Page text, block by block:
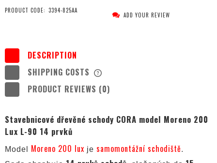
PRODUCT CODE: 3394-825AA
ADD YOUR REVIEW
DESCRIPTION
SHIPPING COSTS
POSSIBLE PAYMENT COSTS
PRODUCT REVIEWS (0)
Stavebnicové dřevěné schody CORA model Moreno 200
Lux L-90 14 prvků
Model Moreno 200 lux je samomontážní schodiště.